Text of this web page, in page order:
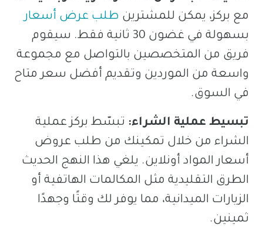
مع بركز، يمكن للمشترين طلب عرض أسعار
بسهولة في غضون 30 ثانية فقط. سيقوم
فريق من المتخصصين بالتواصل مع مجموعة
واسعة من الموردين وتقديم أفضل سعر متاح
في السوق.
تبسيط عملية الشراء: تبسّط بركز عملية
الشراء من خلال تمكينك من طلب عروض
أسعار المواد أونلاين. يلغي هذا النهج الحديث
الطرق التقليدية مثل المكالمات الهاتفية أو
الزيارات الميدانية، مما يوفر لك وقتًا وجهدًا
ثمينين.